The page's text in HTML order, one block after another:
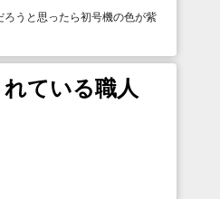
ろうと思ったら初号機の色が紫
ている職人